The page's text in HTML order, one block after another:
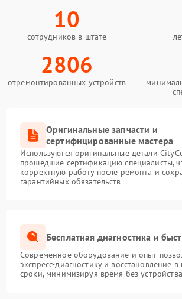
10
сотрудников в штате
2806
отремонтированных устройств
Оригинальные запчасти и
сертифицированные мастера
Используются оригинальные детали
прошедшие сертификацию специалисты,
корректную работу после ремонта и
гарантийных обязательств
Бесплатная диагностика и
Современное оборудование и опыт
экспресс-диагностику и восстановление
сроки, минимизируя время без устройства